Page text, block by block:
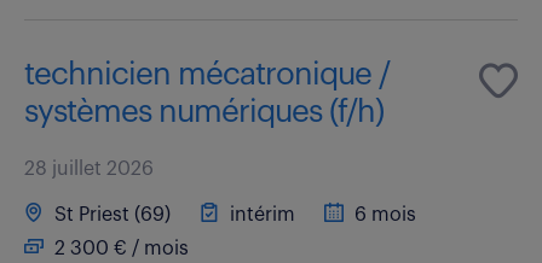
technicien mécatronique /
systèmes numériques (f/h)
28 juillet 2026
St Priest (69) intérim
6 mois
2 300 € / mois